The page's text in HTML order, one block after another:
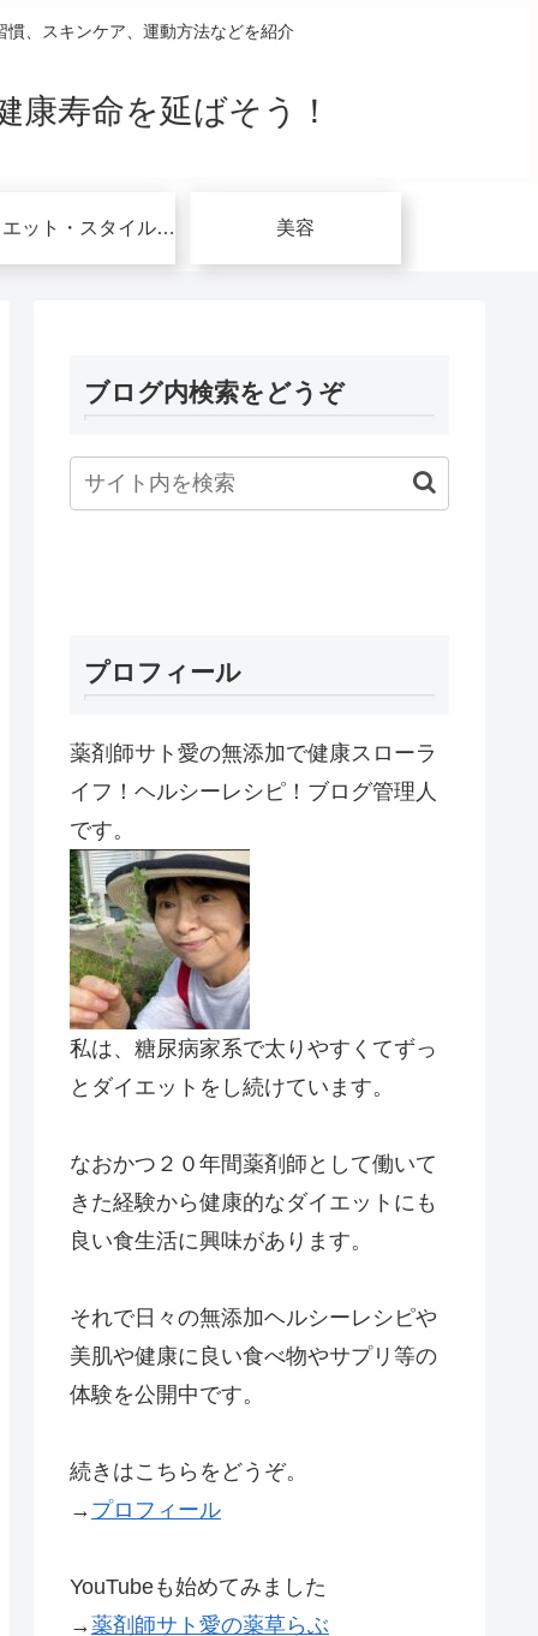
、スキンケア、運動方法などを紹介
寿命を延ばそう！
ダイエット・スタイルアップ関連 美容
ブログ内検索をどうぞ
プロフィール
薬剤師サト愛の無添加で健康スローラ
イフ！ヘルシーレシピ！ブログ管理人
です。
私は、糖尿病家系で太りやすくてずっ
とダイエットをし続けています。
なおかつ２０年間薬剤師として働いて
きた経験から健康的なダイエットにも
良い食生活に興味があります。
それで日々の無添加ヘルシーレシピや
美肌や健康に良い食べ物やサプリ等の
体験を公開中です。
続きはこちらをどうぞ。
→ プロフィール
YouTubeも始めてみました
→薬剤師サト愛の薬草らぶ